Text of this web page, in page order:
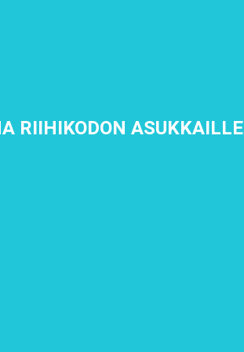
RIIHIKODON ASUKKAILLE